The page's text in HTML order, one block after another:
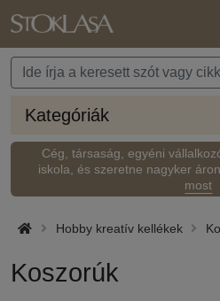
Kategóriák
Cég, társaság, egyéni
iskola, és szeretne nagyker
most
Hobby kreatív kellékek
Koszorúk